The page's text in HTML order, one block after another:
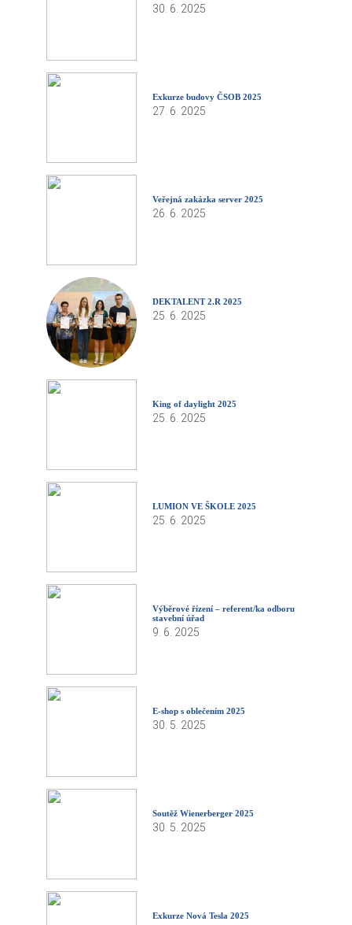
30. 6. 2025
Exkurze budovy ČSOB 2025
27. 6. 2025
Veřejná zakázka server 2025
26. 6. 2025
DEKTALENT 2.R 2025
25. 6. 2025
King of daylight 2025
25. 6. 2025
LUMION VE ŠKOLE 2025
25. 6. 2025
Výběrové řízení – referent/ka odboru
stavební úřad
9. 6. 2025
E-shop s oblečením 2025
30. 5. 2025
Soutěž Wienerberger 2025
30. 5. 2025
Exkurze Nová Tesla 2025